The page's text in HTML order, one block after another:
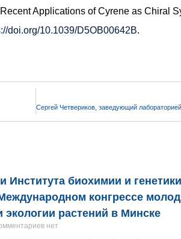
Applications of Cyrene as Chiral
doi.org/10.1039/D5OB00642B.
Института биохимии и
конгрессе
экологии растений в Минске
нет